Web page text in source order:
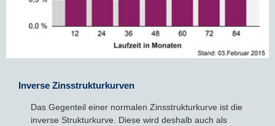
Inverse Zinsstrukturkurven
Das Gegenteil einer normalen Zinsstrukturkurve ist die
inverse Strukturkurve. Diese wird deshalb auch als